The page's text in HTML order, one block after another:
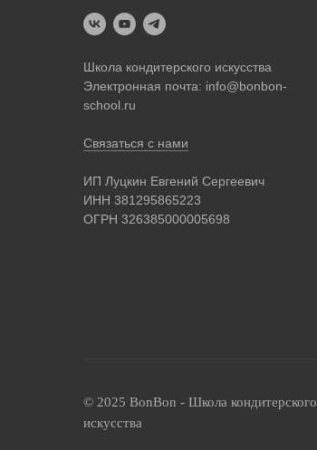
Школа кондитерского искусства
Электронная почта: info@bonbon-
school.ru
Связаться с нами
ИП Луцкин Евгений Сергеевич
ИНН 381295865223
ОГРН 326385000005698
© 2025 BonBon - Школа кондитерского
искусства